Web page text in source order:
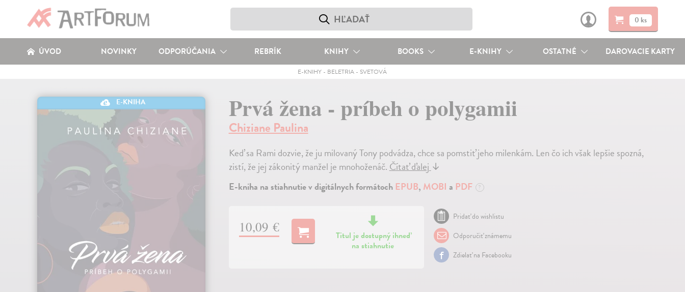
0 ks
ÚVOD NOVINKY ODPORÚČANIA REBRÍK KNIHY BOOKS E-KNIHY OSTATNÉ DAROVACIE KARTY
E-KNIHY - BELETRIA - SVETOVÁ
E-KNIHA Prvá žena - príbeh o polygamii
Chiziane Paulina
Keď sa Rami dozvie, že ju milovaný Tony podvádza, chce sa pomstiť jeho milenkám. Len čo ich však lepšie spozná,
zistí, že jej zákonitý manžel je mnohoženáč.Čítať ďalej↓
E-kniha na stiahnutie v digitálnych formátoch EPUB, MOBI a PDF ?
10,09 €
Titul je dostupný ihneď
na stiahnutie
Pridať do wishlistu
Odporučiť známemu
Zdielať na Facebooku